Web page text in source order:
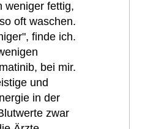
weniger fettig,
oft waschen.
finde ich.
bei mir.
und
in der
zwar